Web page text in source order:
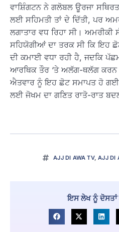
ਵਾਸ਼ਿੰਗਟਨ ਨੇ ਗਲੋਬਲ ਊਰਜਾ
ਲਈ ਸਹਿਮਤੀ ਤਾਂ ਦੇ ਦਿੱਤੀ, ਪਰ
ਲਗਾਤਾਰ ਵਧ ਰਿਹਾ ਸੀ।
ਸਹਿਯੋਗੀਆਂ ਦਾ ਤਰਕ ਸੀ ਕਿ ਇਹ
ਦੀ ਕਮਾਈ ਵਧਾ ਰਹੀ ਹੈ, ਜਦਕਿ
ਆਰਥਿਕ ਤੌਰ ‘ਤੇ ਅਲੱਗ-ਥਲੱਗ ਕਰਨ
ਐਤਵਾਰ ਨੂੰ ਇਹ ਛੋਟ ਸਮਾਪਤ ਹੋ
ਲਈ ਜੋਖਮ ਦਾ ਗਣਿਤ ਰਾਤੋ-ਰਾਤ
AJJ DI AWA TV,AJJ DI
ਇਸ ਲੇਖ ਨੂੰ ਦੋਸਤਾਂ